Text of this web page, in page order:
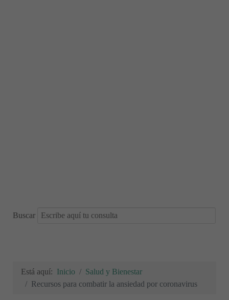
Buscar
Está aquí: Inicio
Salud y Bienestar
Recursos para combatir la ansiedad por coronavirus